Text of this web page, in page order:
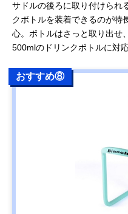
サドルの後ろに取り付けられ
クボトルを装着できるのが特
心。ボトルはさっと取り出せ
500mlのドリンクボトルに対
おすすめ⑧